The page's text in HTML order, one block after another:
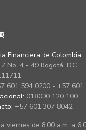
Financiera de Colombia
No. 4 - 49 Bogotá, D.C.
601 594 0200 - +57 601
018000 120 100
+57 601 307 8042
viernes de 8:00 a.m. a